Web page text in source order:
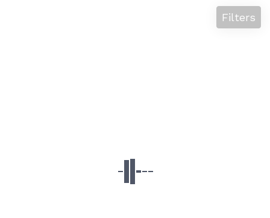
Filters